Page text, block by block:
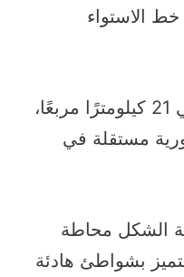
الاستواء
المساحة: تغطي حوالي 21 كيلومترًا مربعًا،
مستقلة في
الشكل محاطة
بشواطئ هادئة